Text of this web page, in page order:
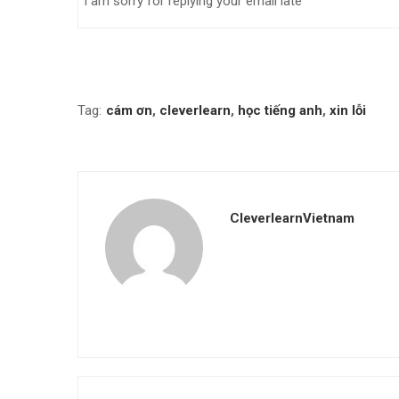
Tag: cám ơn, cleverlearn, học tiếng anh, xin lỗi
CleverlearnVietnam